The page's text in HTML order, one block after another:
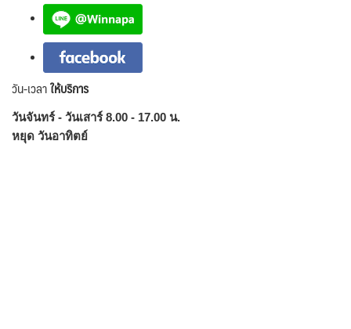
วัน-เวลาให้บริการ
วันจันทร์ - วันเสาร์ 8.00 - 17.00 น.
หยุด วันอาทิตย์